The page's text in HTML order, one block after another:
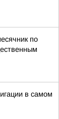
по
в самом